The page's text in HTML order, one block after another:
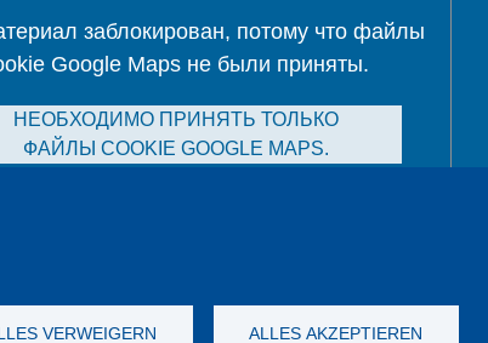
VERWEIGERN ALLES AKZEPTIEREN
заблокирован, потому что файлы
Google Maps не были приняты.
НЕОБХОДИМО ПРИНЯТЬ ТОЛЬКО
ФАЙЛЫ COOKIE GOOGLE MAPS.